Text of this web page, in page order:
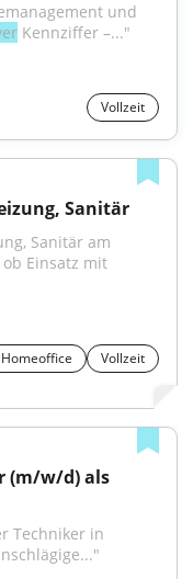
und
Kennziffer –..."
Vollzeit
Sanitär
Sanitär am
Einsatz mit
Homeoffice
Vollzeit
(m/w/d) als
Techniker in